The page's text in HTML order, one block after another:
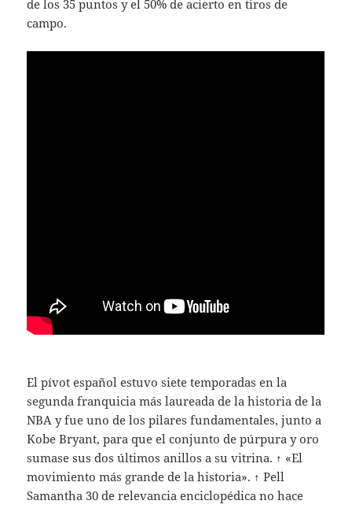
de los 35 puntos y el 50% de acierto en tiros de
campo.
El pívot español estuvo siete temporadas en la
segunda franquicia más laureada de la historia de la
NBA y fue uno de los pilares fundamentales, junto a
Kobe Bryant, para que el conjunto de púrpura y oro
sumase sus dos últimos anillos a su vitrina. ↑ «El
movimiento más grande de la historia». ↑ Pell
Samantha 30 de relevancia enciclopédica no hace